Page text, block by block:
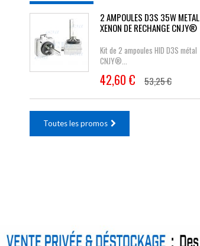
2 AMPOULES D3S 35W METAL
XENON DE RECHANGE CNJY®
Kit de 2 ampoules HID D3S métal
CNJY®...
42,60 € 53,25 €
Toutes les promos